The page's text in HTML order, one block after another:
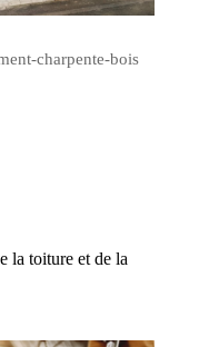
charpente-bois
la toiture et de la